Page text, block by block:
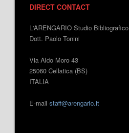
DIRECT CONTACT
L'ARENGARIO Studio Bibliografico
Dott. Paolo Tonini
Via Aldo Moro 43
25060 Cellatica (BS)
ITALIA
E-mail staff@arengario.it